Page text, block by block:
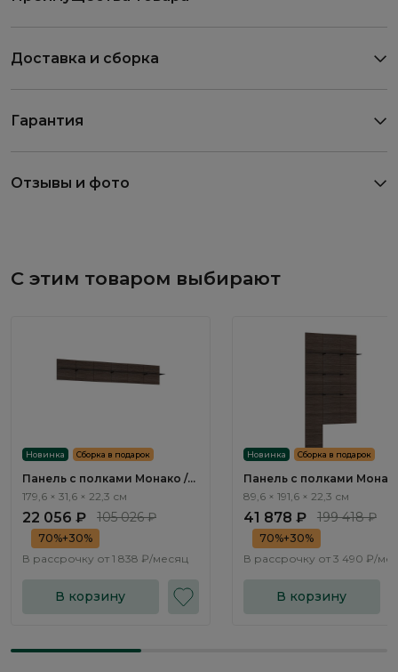
Доставка и сборка
Гарантия
Отзывы и фото
С этим товаром выбирают
Новинка Сборка в подарок
Панель с полками Монако /
Monako MN636.3
179,6 × 31,6 × 22,3 см
22 056 ₽ 105 026 ₽
70%+30%
В рассрочку от 1 838 ₽/месяц
В корзину
Новинка Сборка в подарок
Панель с полками
Monako MN631.3
89,6 × 191,6 × 22,3 см
41 878 ₽ 199 418 ₽
70%+30%
В рассрочку от 3 490 ₽/
В корзину